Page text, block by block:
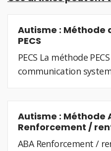
Autisme : Méthode
PECS
PECS La méthode
communication
Autisme : Méthode
Renforcement /
ABA Renforcement /